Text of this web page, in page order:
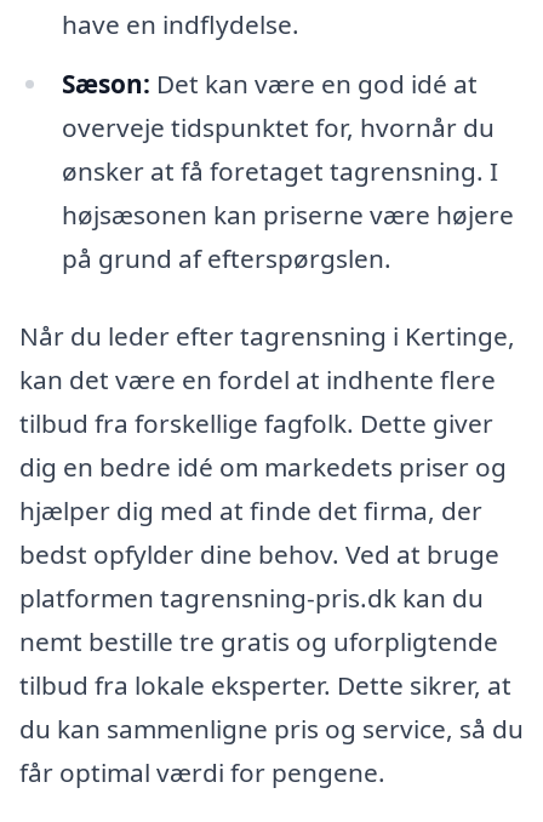
have en indflydelse.
Sæson: Det kan være en god idé at
overveje tidspunktet for, hvornår du
ønsker at få foretaget tagrensning. I
højsæsonen kan priserne være højere
på grund af efterspørgslen.
Når du leder efter tagrensning i Kertinge,
kan det være en fordel at indhente flere
tilbud fra forskellige fagfolk. Dette giver
dig en bedre idé om markedets priser og
hjælper dig med at finde det firma, der
bedst opfylder dine behov. Ved at bruge
platformen tagrensning-pris.dk kan du
nemt bestille tre gratis og uforpligtende
tilbud fra lokale eksperter. Dette sikrer, at
du kan sammenligne pris og service, så du
får optimal værdi for pengene.